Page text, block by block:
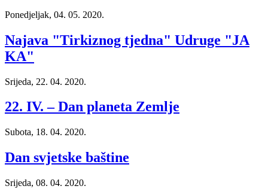
Ponedjeljak, 04. 05. 2020.
Najava "Tirkiznog tjedna" Udruge "JA
KA"
Srijeda, 22. 04. 2020.
22. IV. – Dan planeta Zemlje
Subota, 18. 04. 2020.
Dan svjetske baštine
Srijeda, 08. 04. 2020.